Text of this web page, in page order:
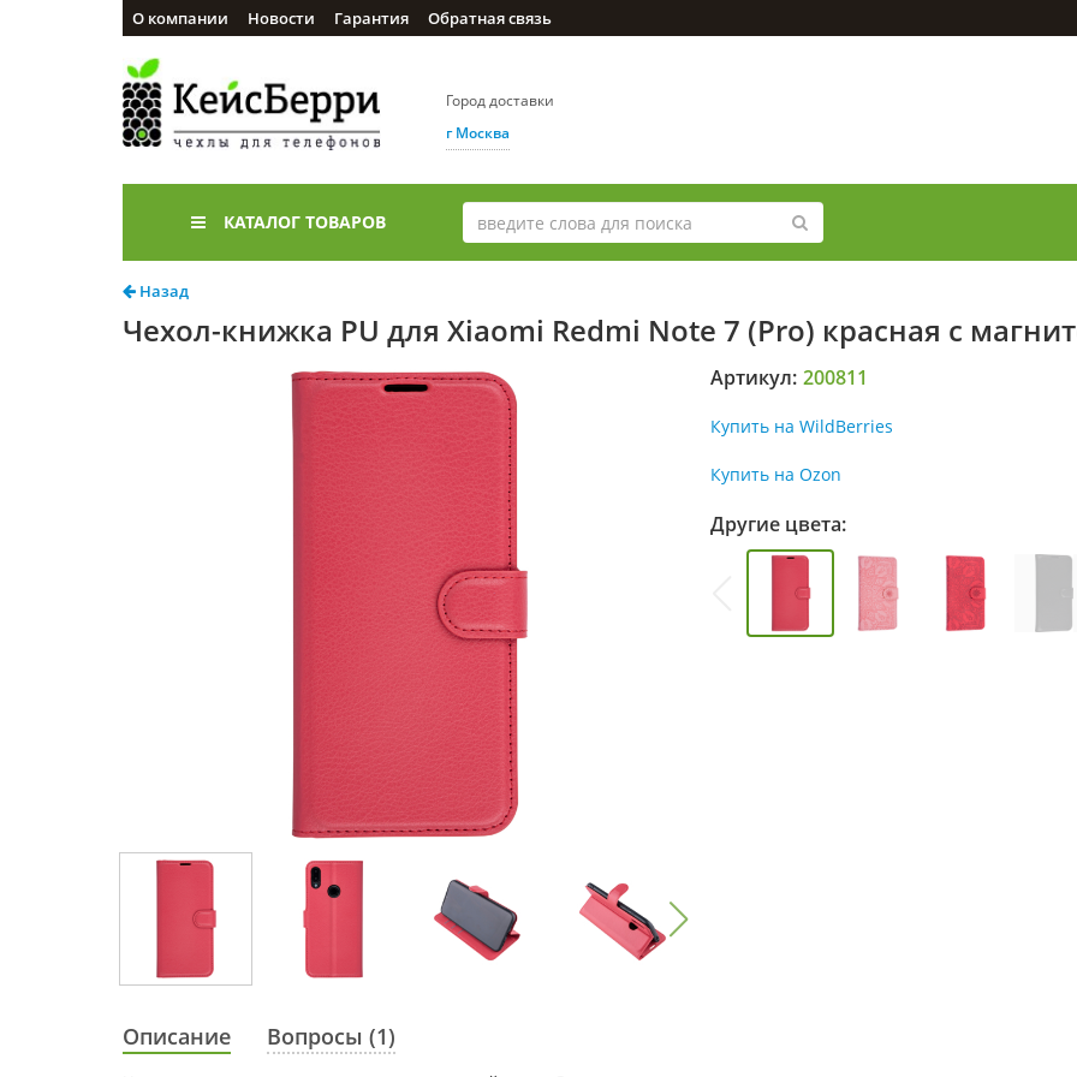
О компании Новости Гарантия Обратная связь
Город доставки
г Москва
КАТАЛОГ ТОВАРОВ
Назад
Чехол-книжка PU для Xiaomi Redmi Note 7 (Pro) красная с
Артикул: 200811
Купить на WildBerries
Купить на Ozon
Другие цвета:
Описание Вопросы (1)